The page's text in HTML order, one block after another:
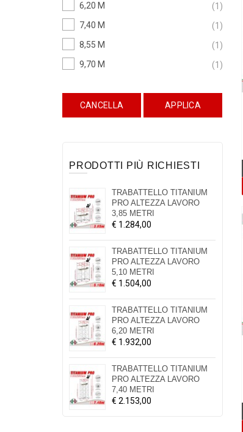
6,20 M
(1)
7,40 M
(1)
8,55 M
(1)
9,70 M
(1)
PRODOTTI PIÙ RICHIESTI
TRABATTELLO TITANIUM
PRO ALTEZZA LAVORO
3,85 METRI
€ 1.284,00
TRABATTELLO TITANIUM
PRO ALTEZZA LAVORO
5,10 METRI
€ 1.504,00
TRABATTELLO TITANIUM
PRO ALTEZZA LAVORO
6,20 METRI
€ 1.932,00
TRABATTELLO TITANIUM
PRO ALTEZZA LAVORO
7,40 METRI
€ 2.153,00